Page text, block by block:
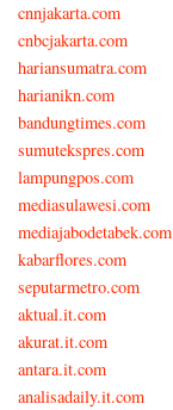
cnnjakarta.com
cnbcjakarta.com
hariansumatra.com
harianikn.com
bandungtimes.com
sumutekspres.com
lampungpos.com
mediasulawesi.com
mediajabodetabek.com
kabarflores.com
seputarmetro.com
aktual.it.com
akurat.it.com
antara.it.com
analisadaily.it.com